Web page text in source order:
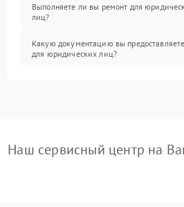
Выполняете ли вы ремонт для
лиц?
Какую документацию вы предоставляете
для юридических лиц?
Наш сервисный центр на